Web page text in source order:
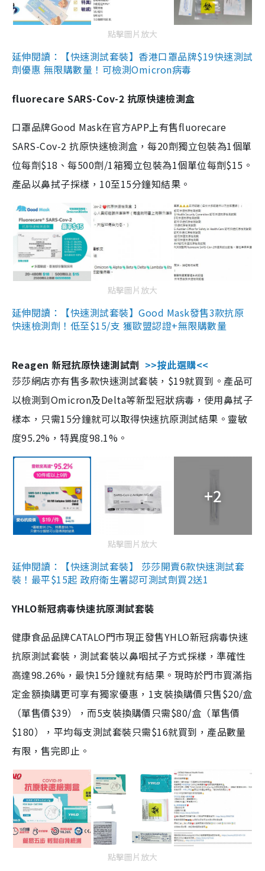
點擊圖片放大
延伸閱讀：【快速測試套裝】香港口罩品牌$19快速測試
劑優惠 無限購數量！可檢測Omicron病毒
fluorecare SARS-Cov-2 抗原快速檢測盒
口罩品牌Good Mask在官方APP上有售fluorecare
SARS-Cov-2 抗原快速檢測盒，每20劑獨立包裝為1個單
位每劑$18、每500劑/1箱獨立包裝為1個單位每劑$15。
產品以鼻拭子採樣，10至15分鐘知結果。
點擊圖片放大
延伸閱讀：【快速測試套裝】Good Mask發售3款抗原
快速檢測劑！低至$15/支 獲歐盟認證+無限購數量
Reagen 新冠抗原快速測試劑 >>按此選購<<
莎莎網店亦有售多款快速測試套裝，$19就買到。產品可
以檢測到Omicron及Delta等新型冠狀病毒，使用鼻拭子
樣本，只需15分鐘就可以取得快速抗原測試結果。靈敏
度95.2%，特異度98.1%。
+2
點擊圖片放大
延伸閱讀：【快速測試套裝】 莎莎開賣6款快速測試套
裝！最平$15起 政府衛生署認可測試劑買2送1
YHLO新冠病毒快速抗原測試套裝
健康食品品牌CATALO門市現正發售YHLO新冠病毒快速
抗原測試套裝，測試套裝以鼻咽拭子方式採樣，準確性
高達98.26%，最快15分鐘就有結果。現時於門市買滿指
定金額換購更可享有獨家優惠，1支裝換購價只售$20/盒
（單售價$39），而5支裝換購價只需$80/盒（單售價
$180），平均每支測試套裝只需$16就買到，產品數量
有限，售完即止。
點擊圖片放大